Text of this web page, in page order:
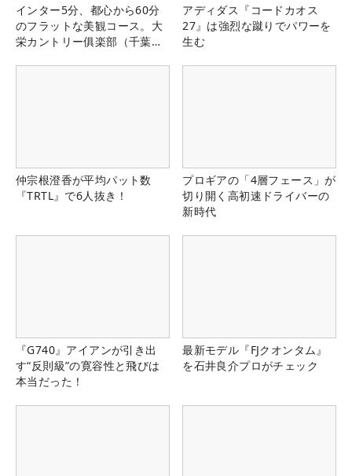
インター5分、都心から60分
のフラットな美観コース。大
栄カントリー俱楽部（千葉
アディダス『コードカオス
27』は強烈な蹴りでパワーを
生む
仲宗根澄香が平均パット数
『TRTL』で6人抜き！
プロギアの「4層フェース」が
切り開く高初速ドライバーの
新時代
『G740』アイアンが引き出
す“反則級”の寛容性と飛びは
本当だった！
最新モデル『FJクオンタム』
を石井良介プロがチェック